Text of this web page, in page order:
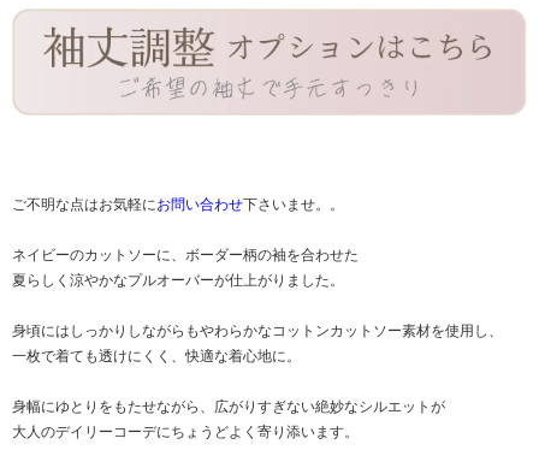
ご不明な点はお気軽にお問い合わせ下さいませ。。
ネイビーのカットソーに、ボーダー柄の袖を合わせた
夏らしく涼やかなプルオーバーが仕上がりました。
身頃にはしっかりしながらもやわらかなコットンカットソー素材を使用し、
一枚で着ても透けにくく、快適な着心地に。
身幅にゆとりをもたせながら、広がりすぎない絶妙なシルエットが
大人のデイリーコーデにちょうどよく寄り添います。